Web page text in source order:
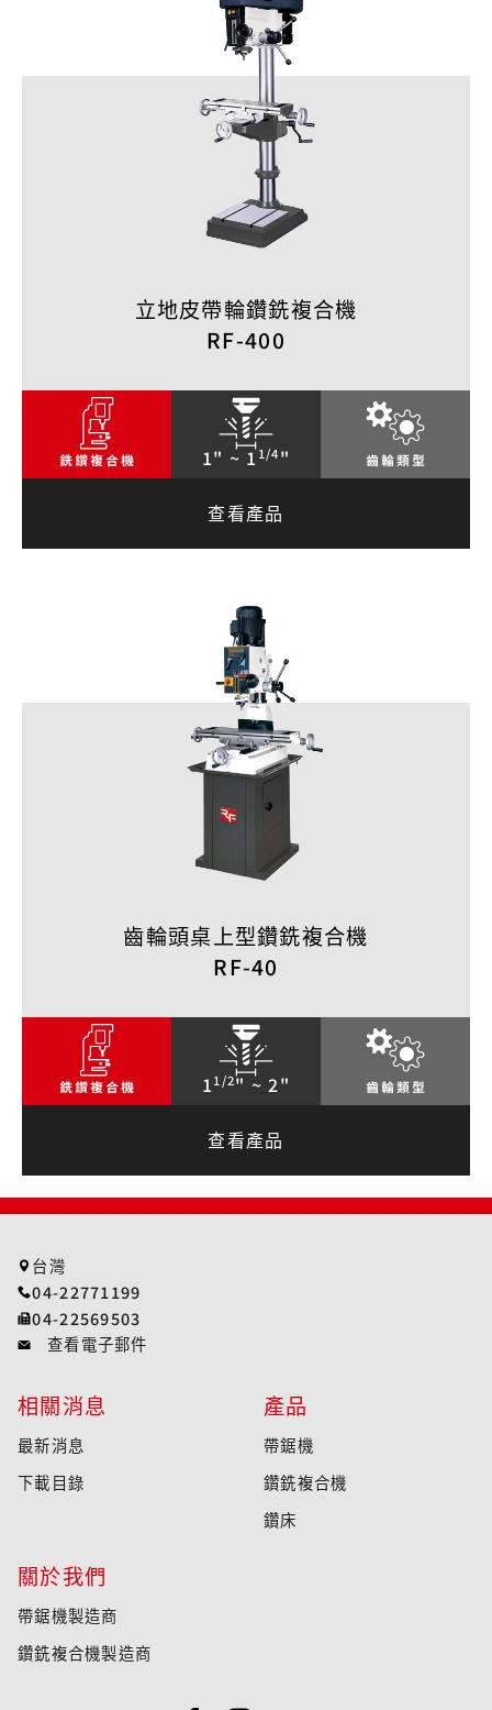
立地皮帶輪鑽銑複合機
RF-400
1" ~ 11/4"
查看產品
齒輪頭桌上型鑽銑複合機
RF-40
11/2" ~ 2"
查看產品
關於我們
帶鋸機製造商
鑽銑複合機製造商
產品
帶鋸機
鑽銑複合機
鑽床
相關消息
最新消息
下載目錄
台灣
04-22771199
04-22569503
查看電子郵件